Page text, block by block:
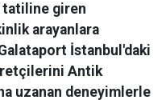
tatiline giren
arayanlara
İstanbul'daki
Antik
uzanan deneyimlerle